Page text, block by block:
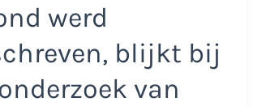
werd
blijkt bij
van